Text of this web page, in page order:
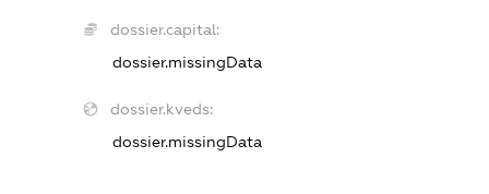
dossier.capital:
dossier.missingData
dossier.kveds:
dossier.missingData